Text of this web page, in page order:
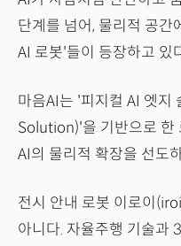
단계를 넘어, 물리적 공
AI 로봇'들이 등장하고 있
마음AI는 '피지컬 AI 엣지
Solution)'을 기반으로 한
AI의 물리적 확장을 선도
전시 안내 로봇 이로이
아니다. 자율주행 기술과